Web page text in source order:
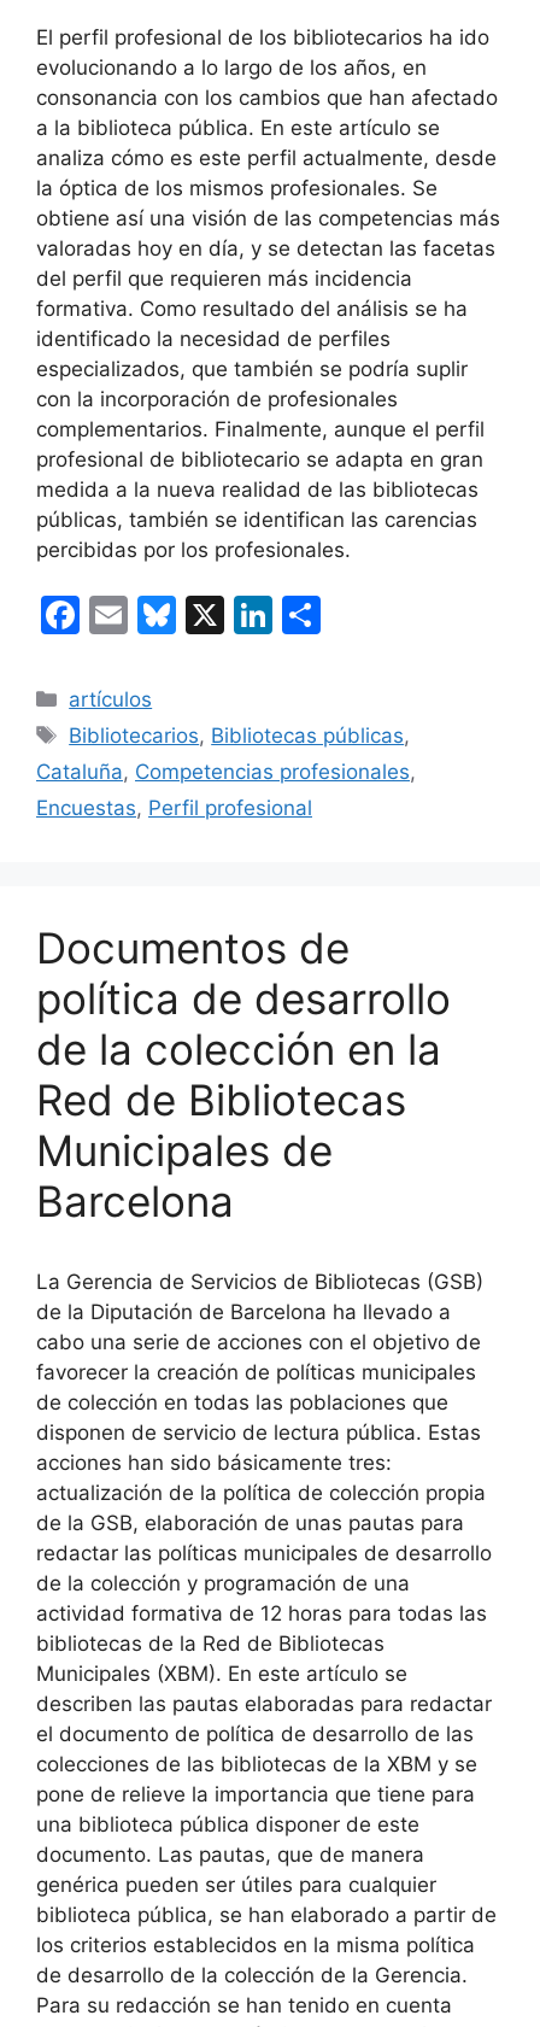
El perfil profesional de los bibliotecarios ha ido
evolucionando a lo largo de los años, en
consonancia con los cambios que han afectado
a la biblioteca pública. En este artículo se
analiza cómo es este perfil actualmente, desde
la óptica de los mismos profesionales. Se
obtiene así una visión de las competencias más
valoradas hoy en día, y se detectan las facetas
del perfil que requieren más incidencia
formativa. Como resultado del análisis se ha
identificado la necesidad de perfiles
especializados, que también se podría suplir
con la incorporación de profesionales
complementarios. Finalmente, aunque el perfil
profesional de bibliotecario se adapta en gran
medida a la nueva realidad de las bibliotecas
públicas, también se identifican las carencias
percibidas por los profesionales.
F
c
e
b
o
E
ai
l
Bl
s
k
y
X
Li
e
dI
n
p
ar
Categorías
artículos
Etiquetas
Bibliotecarios, Bibliotecas públicas,
Cataluña, Competencias profesionales,
Encuestas, Perfil profesional
Documentos de
política de desarrollo
de la colección en la
Red de Bibliotecas
Municipales de
Barcelona
La Gerencia de Servicios de Bibliotecas (GSB)
de la Diputación de Barcelona ha llevado a
cabo una serie de acciones con el objetivo de
favorecer la creación de políticas municipales
de colección en todas las poblaciones que
disponen de servicio de lectura pública. Estas
acciones han sido básicamente tres:
actualización de la política de colección propia
de la GSB, elaboración de unas pautas para
redactar las políticas municipales de desarrollo
de la colección y programación de una
actividad formativa de 12 horas para todas las
bibliotecas de la Red de Bibliotecas
Municipales (XBM). En este artículo se
describen las pautas elaboradas para redactar
el documento de política de desarrollo de las
colecciones de las bibliotecas de la XBM y se
pone de relieve la importancia que tiene para
una biblioteca pública disponer de este
documento. Las pautas, que de manera
genérica pueden ser útiles para cualquier
biblioteca pública, se han elaborado a partir de
los criterios establecidos en la misma política
de desarrollo de la colección de la Gerencia.
Para su redacción se han tenido en cuenta